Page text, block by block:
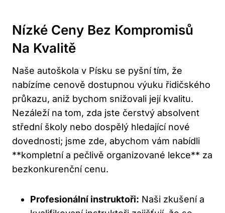
Nízké Ceny Bez Kompromisů
Na Kvalitě
Naše autoškola v Písku se pyšní tím, že
nabízíme cenově dostupnou výuku řidičského
průkazu, aniž bychom snižovali její kvalitu.
Nezáleží na tom, zda jste čerstvý absolvent
střední školy nebo dospělý hledající nové
dovednosti; jsme zde, abychom vám nabídli
**kompletní a pečlivě organizované lekce** za
bezkonkurenční cenu.
Profesionální instruktoři: Naši zkušení a